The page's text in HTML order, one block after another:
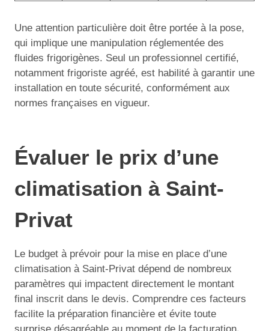
Une attention particulière doit être portée à la pose,
qui implique une manipulation réglementée des
fluides frigorigènes. Seul un professionnel certifié,
notamment frigoriste agréé, est habilité à garantir une
installation en toute sécurité, conformément aux
normes françaises en vigueur.
Évaluer le prix d’une
climatisation à Saint-
Privat
Le budget à prévoir pour la mise en place d’une
climatisation à Saint-Privat dépend de nombreux
paramètres qui impactent directement le montant
final inscrit dans le devis. Comprendre ces facteurs
facilite la préparation financière et évite toute
surprise désagréable au moment de la facturation.